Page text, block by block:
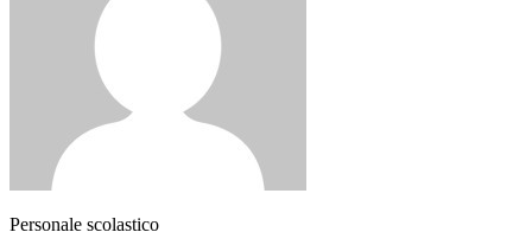
Personale scolastico